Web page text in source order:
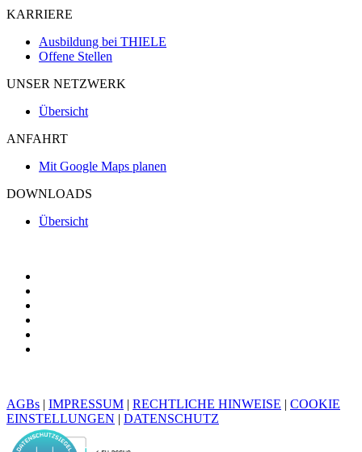
KARRIERE
Ausbildung bei THIELE
Offene Stellen
UNSER NETZWERK
Übersicht
ANFAHRT
Mit Google Maps planen
DOWNLOADS
Übersicht
AGBs | IMPRESSUM | RECHTLICHE HINWEISE | COOKIE
EINSTELLUNGEN | DATENSCHUTZ